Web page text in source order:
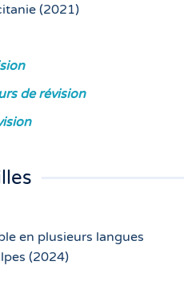
(2021)
de révision
en plusieurs langues
(2024)